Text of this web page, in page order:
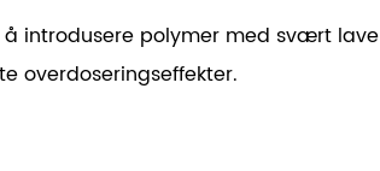
å introdusere polymer med svært
overdoseringseffekter.